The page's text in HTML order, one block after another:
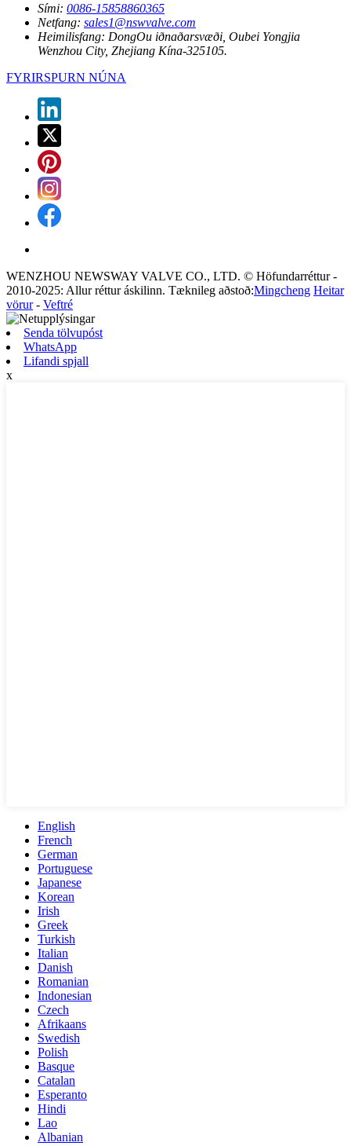
Sími: 0086-15858860365
Netfang: sales1@nswvalve.com
Heimilisfang: DongOu iðnaðarsvæði, Oubei Yongjia
Wenzhou City, Zhejiang Kína-325105.
FYRIRSPURN NÚNA
WENZHOU NEWSWAY VALVE CO., LTD. © Höfundarréttur -
2010-2025: Allur réttur áskilinn. Tæknileg aðstoð:Mingcheng Heitar
vörur- Veftré
Senda tölvupóst
WhatsApp
Lifandi spjall
x
English
French
German
Portuguese
Japanese
Korean
Irish
Greek
Turkish
Italian
Danish
Romanian
Indonesian
Czech
Afrikaans
Swedish
Polish
Basque
Catalan
Esperanto
Hindi
Lao
Albanian